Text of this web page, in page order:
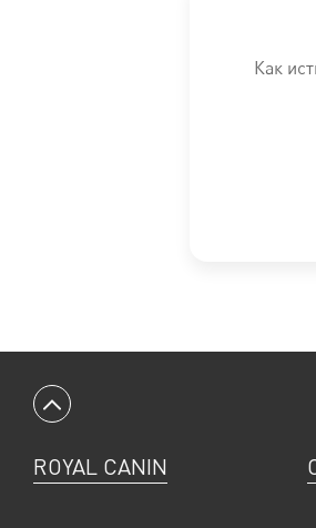
Витамин А:
Информация об ингредиентах и
Предполагаемый вес взрослого
Как
Вернуться к началу
ROYAL CANIN